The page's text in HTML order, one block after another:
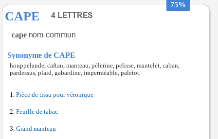
75%
CAPE
cape
Synonyme de CAPE
houppelande, caftan, manteau, pèlerine, pelisse, mantelet, caban,
pardessus, plaid, gabardine, imperméable, paletot.
Pièce de tissu pour véronique
Feuille de tabac
Grand manteau